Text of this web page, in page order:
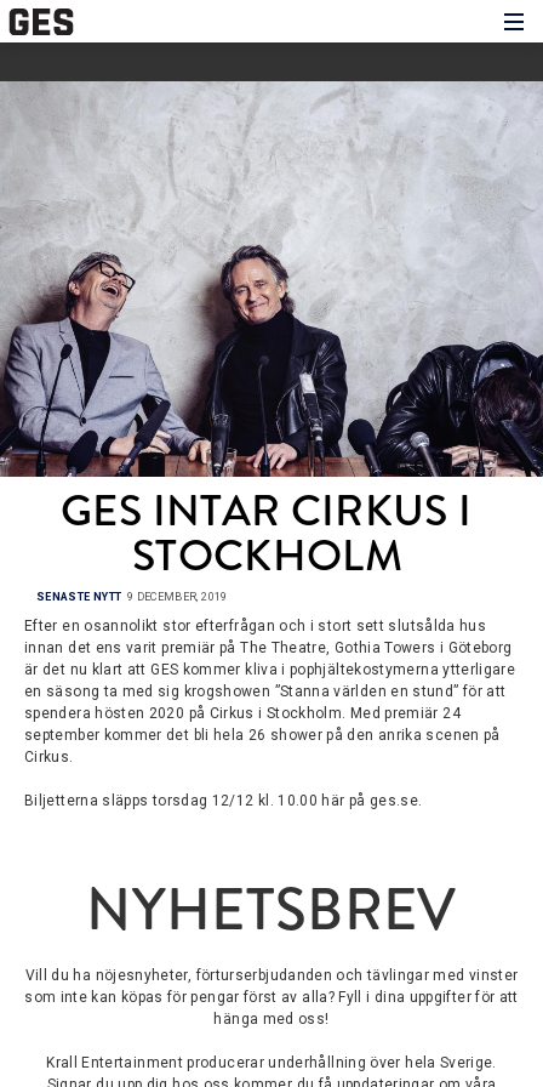
Medverkande
Historien om GES
Nyheter
GES INTAR CIRKUS I
STOCKHOLM
SENASTE NYTT 9 DECEMBER, 2019
Efter en osannolikt stor efterfrågan och i stort sett slutsålda hus
innan det ens varit premiär på The Theatre, Gothia Towers i Göteborg
är det nu klart att GES kommer kliva i pophjältekostymerna ytterligare
en säsong ta med sig krogshowen ”Stanna världen en stund” för att
spendera hösten 2020 på Cirkus i Stockholm. Med premiär 24
september kommer det bli hela 26 shower på den anrika scenen på
Cirkus.
Biljetterna släpps torsdag 12/12 kl. 10.00 här på ges.se.
NYHETSBREV
Vill du ha nöjesnyheter, förturserbjudanden och tävlingar med vinster
som inte kan köpas för pengar först av alla? Fyll i dina uppgifter för att
hänga med oss!
Krall Entertainment producerar underhållning över hela Sverige.